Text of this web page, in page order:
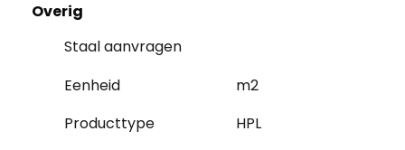
Overig
Staal aanvragen
Eenheid
m2
Producttype
HPL